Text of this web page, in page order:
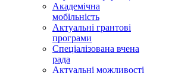
Академічна
мобільність
Актуальні грантові
програми
Спеціалізована вчена
рада
Актуальні можливості